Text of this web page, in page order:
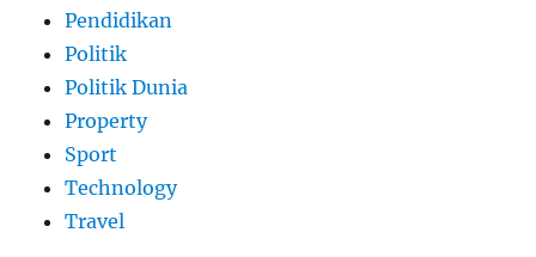
Pendidikan
Politik
Politik Dunia
Property
Sport
Technology
Travel